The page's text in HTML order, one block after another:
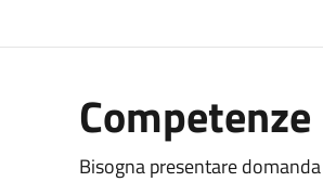
Competenze
Bisogna presentare